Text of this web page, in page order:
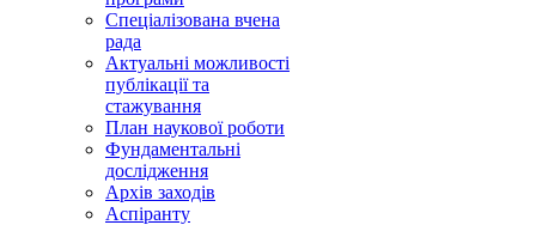
Спеціалізована вчена
рада
Актуальні можливості
публікації та
стажування
План наукової роботи
Фундаментальні
дослідження
Архів заходів
Аспіранту